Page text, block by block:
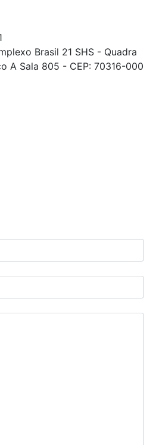
Brasil 21 SHS - Quadra
A Sala 805 - CEP: 70316-000